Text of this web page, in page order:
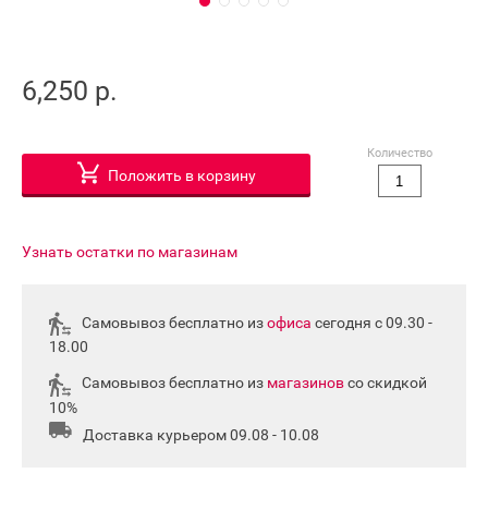
6,250 р.
Положить в корзину
Количество
Узнать остатки по магазинам
Самовывоз бесплатно изофиса сегодня с 09.30 -
18.00
Самовывоз бесплатно из магазиновсо скидкой
10%
Доставка курьером 09.08 - 10.08